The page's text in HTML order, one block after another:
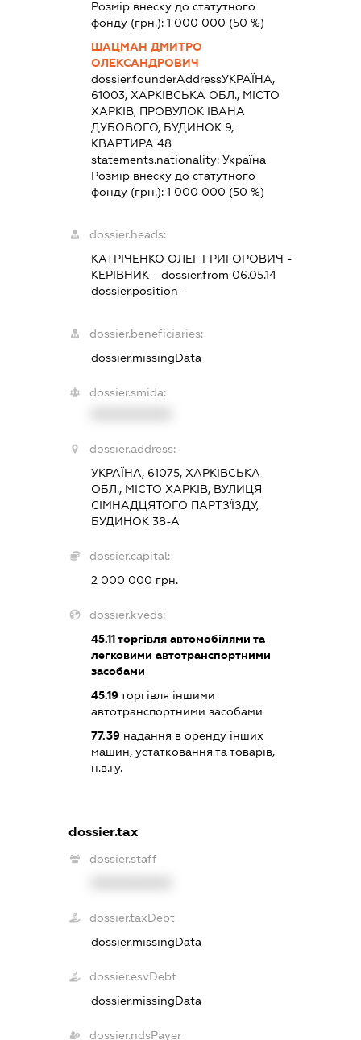
Розмір внеску до статутного
фонду (грн.): 1 000 000 (50 %)
ШАЦМАН ДМИТРО
ОЛЕКСАНДРОВИЧ
dossier.founderAddressУКРАЇНА,
61003, ХАРКІВСЬКА ОБЛ., МІСТО
ХАРКІВ, ПРОВУЛОК ІВАНА
ДУБОВОГО, БУДИНОК 9,
КВАРТИРА 48
statements.nationality: Україна
Розмір внеску до статутного
фонду (грн.): 1 000 000 (50 %)
dossier.heads:
КАТРІЧЕНКО ОЛЕГ ГРИГОРОВИЧ -
КЕРІВНИК - dossier.from 06.05.14
dossier.position -
dossier.beneficiaries:
dossier.missingData
dossier.smida:
dossier.address:
УКРАЇНА, 61075, ХАРКІВСЬКА
ОБЛ., МІСТО ХАРКІВ, ВУЛИЦЯ
СІМНАДЦЯТОГО ПАРТЗ'ЇЗДУ,
БУДИНОК 38-А
dossier.capital:
2 000 000 грн.
dossier.kveds:
45.11торгівля автомобілями та
легковими автотранспортними
засобами
45.19торгівля іншими
автотранспортними засобами
77.39надання в оренду інших
машин, устатковання та товарів,
н.в.і.у.
dossier.tax
dossier.staff
dossier.taxDebt
dossier.missingData
dossier.esvDebt
dossier.missingData
dossier.ndsPayer